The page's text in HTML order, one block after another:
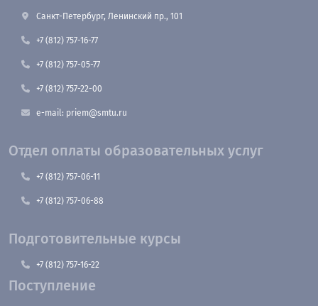
Санкт-Петербург, Ленинский пр., 101
+7 (812) 757-16-77
+7 (812) 757-05-77
+7 (812) 757-22-00
e-mail: priem@smtu.ru
Отдел оплаты образовательных услуг
+7 (812) 757-06-11
+7 (812) 757-06-88
Подготовительные курсы
+7 (812) 757-16-22
Поступление